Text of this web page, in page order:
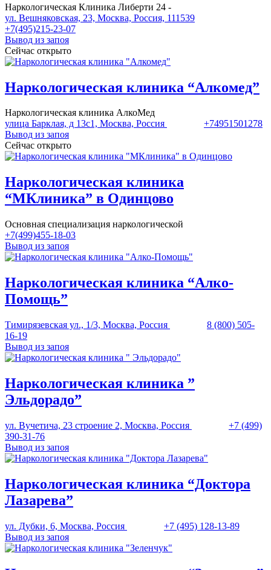
Наркологическая Клиника Либерти 24 -
ул. Вешняковская, 23, Москва, Россия, 111539
+7(495)215-23-07
Вывод из запоя
Сейчас открыто
Наркологическая клиника “Алкомед”
Наркологическая клиника АлкоМед
улица Барклая, д 13с1, Москва, Россия
+74951501278
Вывод из запоя
Сейчас открыто
Наркологическая клиника
“МКлиника” в Одинцово
Основная специализация наркологической
+7(499)455-18-03
Вывод из запоя
Наркологическая клиника “Алко-
Помощь”
Тимирязевская ул., 1/3, Москва, Россия
8 (800) 505-
16-19
Вывод из запоя
Наркологическая клиника ”
Эльдорадо”
ул. Вучетича, 23 строение 2, Москва, Россия
+7 (499)
390-31-76
Вывод из запоя
Наркологическая клиника “Доктора
Лазарева”
ул. Дубки, 6, Москва, Россия
+7 (495) 128-13-89
Вывод из запоя